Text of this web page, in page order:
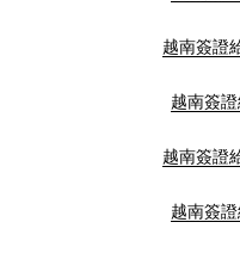
越南簽證
越南簽
越南簽證
越南簽